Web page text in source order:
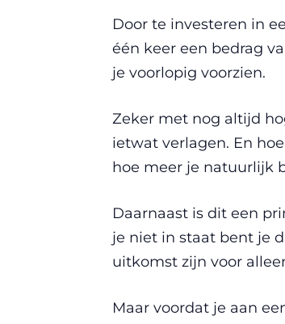
Door te investeren in
één keer een bedrag
je voorlopig voorzien.
Zeker met nog altijd
ietwat verlagen. En
hoe meer je natuurlijk
Daarnaast is dit een
je niet in staat bent je
uitkomst zijn voor
Maar voordat je aan